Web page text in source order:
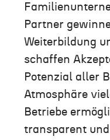
Partner
Weiterbildung
schaffen
Potenzial aller
Atmosphäre
Betriebe
transparent